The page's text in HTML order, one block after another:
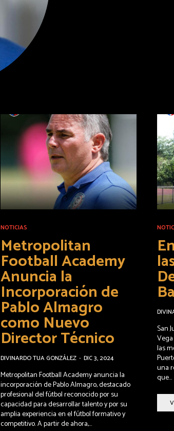
NOTICIAS
Metropolitan
Football Academy
Anuncia la
Incorporación de
Pablo Almagro
como Nuevo
Director Técnico
DIVINARDO TUA GONZÁLEZ - DIC 3, 2024
Metropolitan Football Academy anuncia la
incorporación de Pablo Almagro, destacado
profesional del fútbol reconocido por su
capacidad para desarrollar talento y por su
amplia experiencia en el fútbol formativo y
competitivo. A partir de ahora,...
San
las
una
que...